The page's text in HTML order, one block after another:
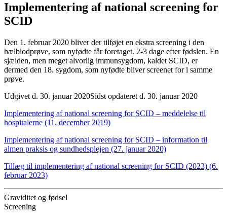
Implementering af national screening for
SCID
Den 1. februar 2020 bliver der tilføjet en ekstra screening i den
hælblodprøve, som nyfødte får foretaget. 2-3 dage efter fødslen. En
sjælden, men meget alvorlig immunsygdom, kaldet SCID, er
dermed den 18. sygdom, som nyfødte bliver screenet for i samme
prøve.
Udgivet d. 30. januar 2020Sidst opdateret d. 30. januar 2020
Implementering af national screening for SCID – meddelelse til
hospitalerne (11. december 2019)
Implementering af national screening for SCID – information til
almen praksis og sundhedsplejen (27. januar 2020)
Tillæg til implementering af national screening for SCID (2023) (6.
februar 2023)
Graviditet og fødsel
Screening